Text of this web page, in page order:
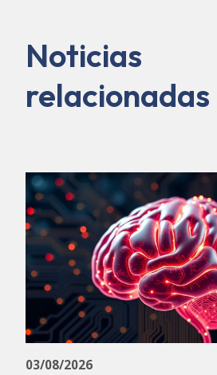
Noticias
relacionadas
03/08/2026